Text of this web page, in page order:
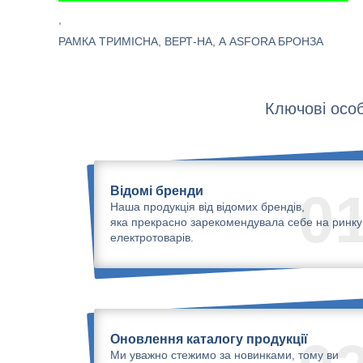
РАМКА ТРИМІСНА, ВЕРТ-НА, А ASFORA БРОНЗА
Ключові
Відомі бренди
Наша продукція від відомих брендів,
яка прекрасно зарекомендувала себе на ринку
електротоварів.
Оновлення каталогу продукції
Ми уважно стежимо за новинками, тому ви